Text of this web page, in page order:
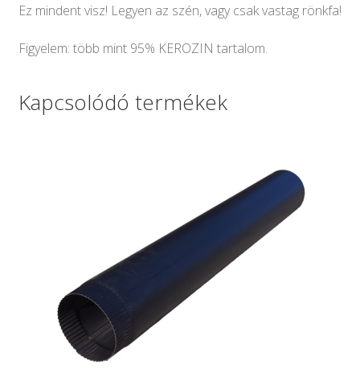
Ez mindent visz! Legyen az szén, vagy csak vastag rönkfa!
Figyelem: több mint 95% KEROZIN tartalom.
Kapcsolódó termékek